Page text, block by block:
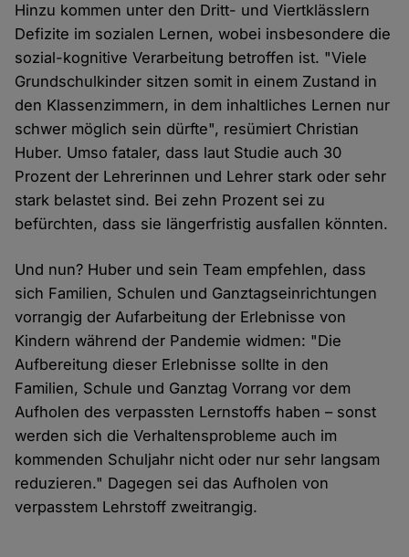
Hinzu kommen unter den Dritt- und Viertklässlern
Defizite im sozialen Lernen, wobei insbesondere die
sozial-kognitive Verarbeitung betroffen ist. "Viele
Grundschulkinder sitzen somit in einem Zustand in
den Klassenzimmern, in dem inhaltliches Lernen nur
schwer möglich sein dürfte", resümiert Christian
Huber. Umso fataler, dass laut Studie auch 30
Prozent der Lehrerinnen und Lehrer stark oder sehr
stark belastet sind. Bei zehn Prozent sei zu
befürchten, dass sie längerfristig ausfallen könnten.
Und nun? Huber und sein Team empfehlen, dass
sich Familien, Schulen und Ganztagseinrichtungen
vorrangig der Aufarbeitung der Erlebnisse von
Kindern während der Pandemie widmen: "Die
Aufbereitung dieser Erlebnisse sollte in den
Familien, Schule und Ganztag Vorrang vor dem
Aufholen des verpassten Lernstoffs haben – sonst
werden sich die Verhaltensprobleme auch im
kommenden Schuljahr nicht oder nur sehr langsam
reduzieren." Dagegen sei das Aufholen von
verpasstem Lehrstoff zweitrangig.